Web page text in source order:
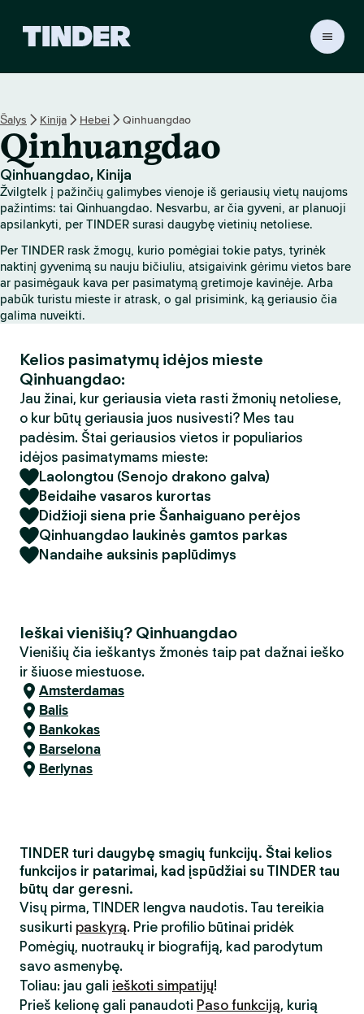
R
p
a
r
i
n
n
i
s
Šalys Kinija Hebei Qinhuangdao
Qinhuangdao
Qinhuangdao, Kinija
Žvilgtelk į pažinčių galimybes vienoje iš geriausių vietų naujoms
pažintims: tai Qinhuangdao. Nesvarbu, ar čia gyveni, ar planuoji
apsilankyti, per TINDER surasi daugybę vietinių netoliese.
Per TINDER rask žmogų, kurio pomėgiai tokie patys, tyrinėk
naktinį gyvenimą su nauju bičiuliu, atsigaivink gėrimu vietos bare
ar pasimėgauk kava per pasimatymą gretimoje kavinėje. Arba
pabūk turistu mieste ir atrask, o gal prisimink, ką geriausio čia
galima nuveikti.
Kelios pasimatymų idėjos mieste
Qinhuangdao:
Jau žinai, kur geriausia vieta rasti žmonių netoliese,
o kur būtų geriausia juos nusivesti? Mes tau
padėsim. Štai geriausios vietos ir populiarios
idėjos pasimatymams mieste:
Laolongtou (Senojo drakono galva)
Beidaihe vasaros kurortas
Didžioji siena prie Šanhaiguano perėjos
Qinhuangdao laukinės gamtos parkas
Nandaihe auksinis paplūdimys
Ieškai vienišių? Qinhuangdao
Vienišių čia ieškantys žmonės taip pat dažnai ieško
ir šiuose miestuose.
Amsterdamas
Balis
Bankokas
Barselona
Berlynas
TINDER turi daugybę smagių funkcijų. Štai kelios
funkcijos ir patarimai, kad įspūdžiai su TINDER tau
būtų dar geresni.
Visų pirma, TINDER lengva naudotis. Tau tereikia
susikurti paskyrą. Prie profilio būtinai pridėk
Pomėgių, nuotraukų ir biografiją, kad parodytum
savo asmenybę.
Toliau: jau gali ieškoti simpatijų!
Prieš kelionę gali panaudoti Paso funkciją, kurią